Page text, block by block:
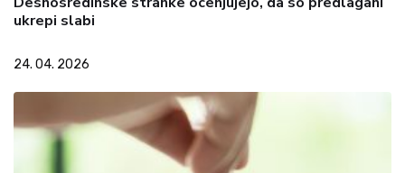
ukrepi slabi
24. 04. 2026